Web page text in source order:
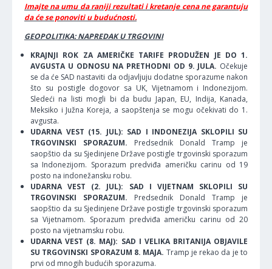
Imajte na umu da raniji rezultati i kretanje cena ne garantuju
da će se ponoviti u budućnosti.
GEOPOLITIKA: NAPREDAK U TRGOVINI
KRAJNJI ROK ZA AMERIČKE TARIFE PRODUŽEN JE DO 1.
AVGUSTA U ODNOSU NA PRETHODNI OD 9. JULA. Očekuje
se da će SAD nastaviti da odjavljuju dodatne sporazume nakon
što su postigle dogovor sa UK, Vijetnamom i Indonezijom.
Sledeći na listi mogli bi da budu Japan, EU, Indija, Kanada,
Meksiko i Južna Koreja, a saopštenja se mogu očekivati do 1.
avgusta.
UDARNA VEST (15. JUL): SAD I INDONEZIJA SKLOPILI SU
TRGOVINSKI SPORAZUM. Predsednik Donald Tramp je
saopštio da su Sjedinjene Države postigle trgovinski sporazum
sa Indonezijom. Sporazum predviđa američku carinu od 19
posto na indonežansku robu.
UDARNA VEST (2. JUL): SAD I VIJETNAM SKLOPILI SU
TRGOVINSKI SPORAZUM. Predsednik Donald Tramp je
saopštio da su Sjedinjene Države postigle trgovinski sporazum
sa Vijetnamom. Sporazum predviđa američku carinu od 20
posto na vijetnamsku robu.
UDARNA VEST (8. MAJ): SAD I VELIKA BRITANIJA OBJAVILE
SU TRGOVINSKI SPORAZUM 8. MAJA. Tramp je rekao da je to
prvi od mnogih budućih sporazuma.